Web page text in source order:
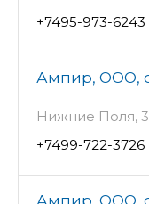
+7495-973-6243
Ампир, ООО,
Нижние Поля,
+7499-722-3726
Ампир, ООО,